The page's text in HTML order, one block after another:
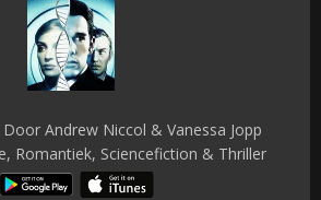
Andrew Niccol & Vanessa Jopp
Romantiek, Sciencefiction & Thriller